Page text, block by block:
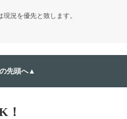
況を優先と致します。
先頭へ▲
！